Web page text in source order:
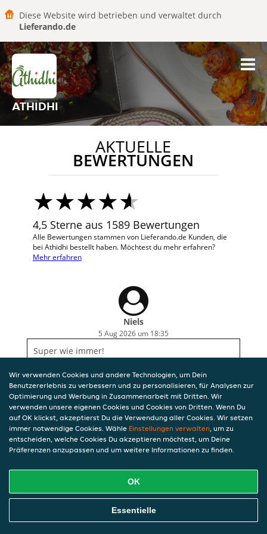
Diese Website wird betrieben und verwaltet durch
Lieferando.de
ATHIDHI
AKTUELLE
BEWERTUNGEN
4,5 Sterne aus 1589 Bewertungen
Alle Bewertungen stammen von Lieferando.de Kunden, die
bei Athidhi bestellt haben. Möchtest du mehr erfahren?
Mehr erfahren
Niels
5 Aug 2026 um 18:35
Super wie immer!
Wir verwenden Cookies und andere Technologien, um Dein
Benutzererlebnis zu verbessern und zu personalisieren, für Analysen zur
Optimierung und Werbung in Zusammenarbeit mit Dritten. Wir
verwenden unsere eigenen Cookies und Cookies von Dritten. Wenn Du
auf OK klickst, akzeptierst Du die Verwendung aller Cookies. Wir setzen
immer notwendige Cookies. Wähle Einstellungen verwalten, um zu
entscheiden, welche Cookies Du akzeptieren möchtest, um Deine
Präferenzen anzupassen und um weitere Informationen zu finden.
OK
Essentielle